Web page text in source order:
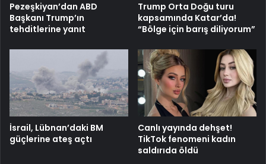
Pezeşkiyan’dan ABD
Başkanı Trump’ın
tehditlerine yanıt
Trump Orta Doğu turu
kapsamında Katar’da!
“Bölge için barış diliyorum”
İsrail, Lübnan’daki BM
güçlerine ateş açtı
Canlı yayında dehşet!
TikTok fenomeni kadın
saldırıda öldü